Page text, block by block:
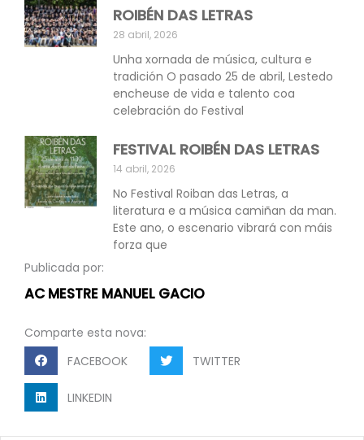
Publicada por:
AC MESTRE MANUEL GACIO
Comparte esta nova:
FACEBOOK
TWITTER
LINKEDIN
ROIBÉN DAS LETRAS
28 abril, 2026
Unha xornada de música, cultura e
tradición O pasado 25 de abril, Lestedo
encheuse de vida e talento coa
celebración do Festival
FESTIVAL ROIBÉN DAS LETRAS
14 abril, 2026
No Festival Roiban das Letras, a
literatura e a música camiñan da man.
Este ano, o escenario vibrará con máis
forza que